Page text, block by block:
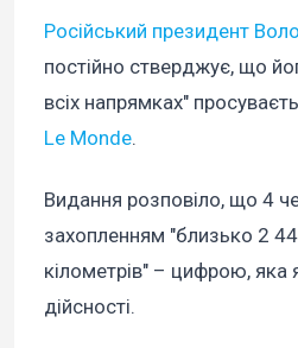
Російський президент
постійно стверджує, що
всіх напрямках"
Le Monde.
Видання розповіло, що 4
захопленням "близько 2
кілометрів" – цифрою, яка
дійсності.